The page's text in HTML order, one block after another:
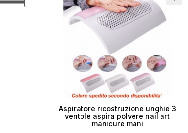
Aspiratore ricostruzione unghie 3
ventole aspira polvere nail art
manicure mani